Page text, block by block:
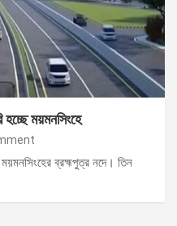
হচ্ছে ময়মনসিংহে
ময়মনসিংহের ব্রহ্মপুত্র নদে। তিন